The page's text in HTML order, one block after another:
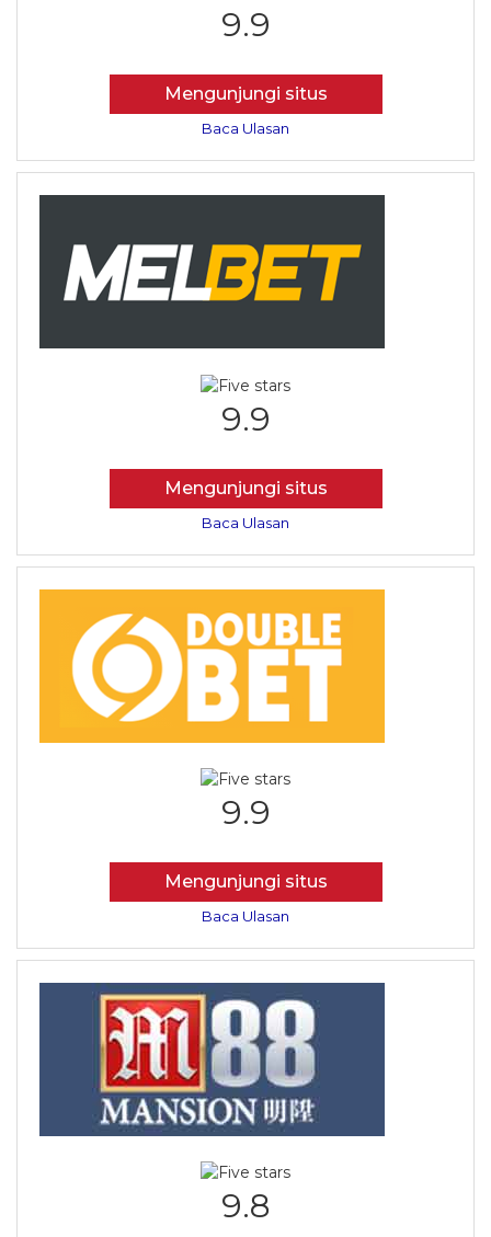
9.9
Mengunjungi situs
Baca Ulasan
9.9
Mengunjungi situs
Baca Ulasan
9.9
Mengunjungi situs
Baca Ulasan
9.8